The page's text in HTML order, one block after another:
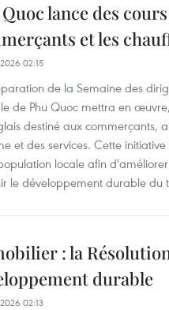
lance des
et les
02:15
de la Semaine des
de Phu Quoc mettra en
destiné aux commerçants,
et des services. Cette
locale afin
le développement durable du
: la
durable
02:13